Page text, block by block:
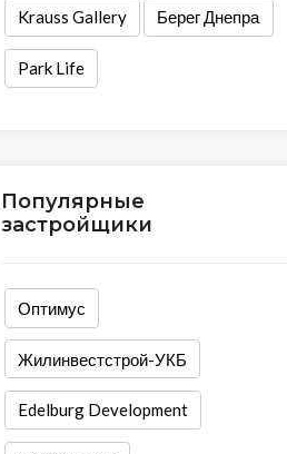
Krauss Gallery Берег Днепра
Park Life
Популярные
застройщики
Оптимус
Жилинвестстрой-УКБ
Edelburg Development